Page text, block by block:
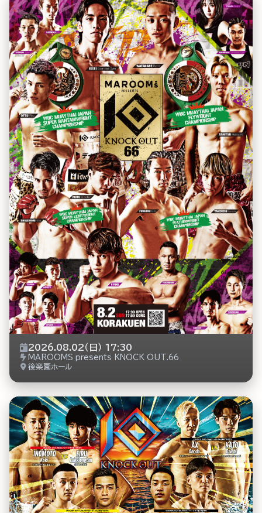
2026.08.02（日） 17:30
MAROOMS presents KNOCK OUT.66
後楽園ホール